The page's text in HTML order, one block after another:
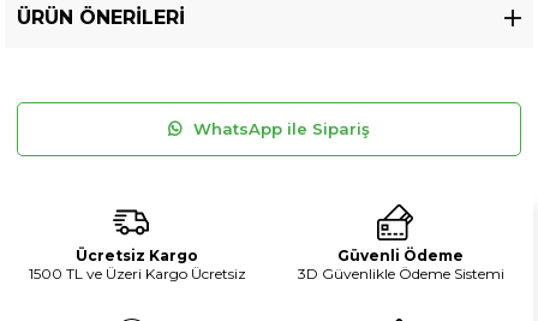
ÜRÜN ÖNERILERI
WhatsApp ile Sipariş
Ücretsiz Kargo
1500 TL ve Üzeri Kargo Ücretsiz
Güvenli Ödeme
3D Güvenlikle Ödeme Sistemi